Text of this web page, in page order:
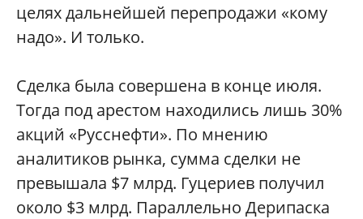
целях дальнейшей перепродажи «кому
надо». И только.
Сделка была совершена в конце июля.
Тогда под арестом находились лишь 30%
акций «Русснефти». По мнению
аналитиков рынка, сумма сделки не
превышала $7 млрд. Гуцериев получил
около $3 млрд. Параллельно Дерипаска